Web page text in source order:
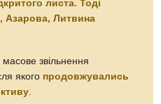
листа. Тоді
Азарова, Литвина
звільнення
якого продовжувались
.